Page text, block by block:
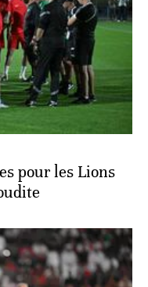
pour les Lions